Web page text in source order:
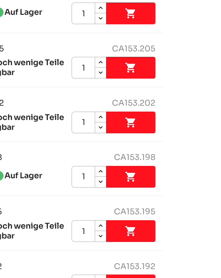
Auf Lager 
CA153.205
wenige Teile

CA153.202
wenige Teile

CA153.198
Auf Lager 
CA153.195
wenige Teile

CA153.192